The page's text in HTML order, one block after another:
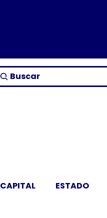
Buscar
CAPITAL ESTADO